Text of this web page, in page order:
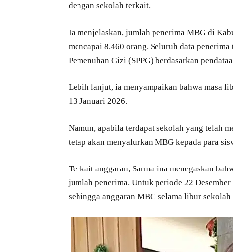
dengan sekolah terkait.
Ia menjelaskan, jumlah penerima MBG di
mencapai 8.460 orang. Seluruh data
Pemenuhan Gizi (SPPG) berdasarkan
Lebih lanjut, ia menyampaikan bahwa masa
13 Januari 2026.
Namun, apabila terdapat sekolah yang telah
tetap akan menyalurkan MBG kepada para
Terkait anggaran, Sarmarina menegaskan
jumlah penerima. Untuk periode 22
sehingga anggaran MBG selama libur